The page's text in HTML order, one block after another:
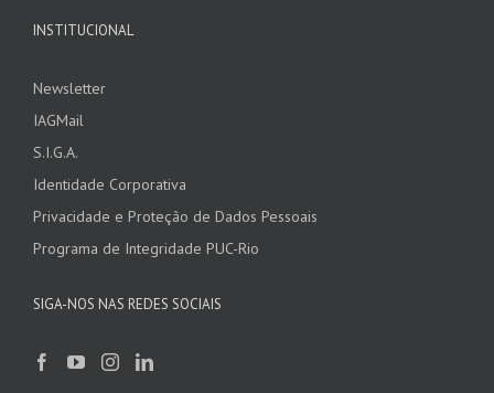
INSTITUCIONAL
Newsletter
IAGMail
S.I.G.A.
Identidade Corporativa
Privacidade e Proteção de Dados Pessoais
Programa de Integridade PUC-Rio
SIGA-NOS NAS REDES SOCIAIS